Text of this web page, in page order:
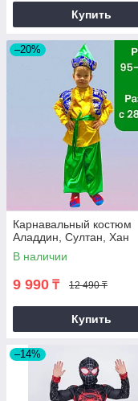
Купить
–20%
Карнавальный костюм
Аладдин, Султан, Хан
В наличии
9 990 ₸ 12 490 ₸
Купить
–14%